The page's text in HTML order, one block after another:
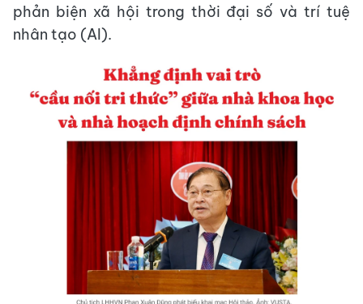
phản biện xã hội trong thời đại số và trí tuệ
nhân tạo (AI).